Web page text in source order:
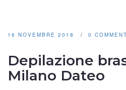
16 NOVEMBRE 2018 0
Depilazione
Milano Dateo